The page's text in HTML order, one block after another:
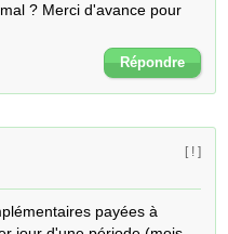
? Merci d'avance pour
Répondre
[ ! ]
payées à